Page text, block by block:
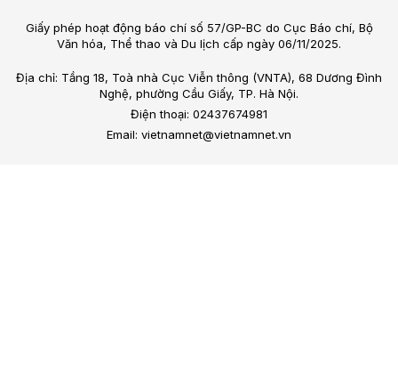
Giấy phép hoạt động báo chí số 57/GP-BC do Cục Báo chí, Bộ
Văn hóa, Thể thao và Du lịch cấp ngày 06/11/2025.
Địa chỉ: Tầng 18, Toà nhà Cục Viễn thông (VNTA), 68 Dương Đình
Nghệ, phường Cầu Giấy, TP. Hà Nội.
Điện thoại: 02437674981
Email: vietnamnet@vietnamnet.vn